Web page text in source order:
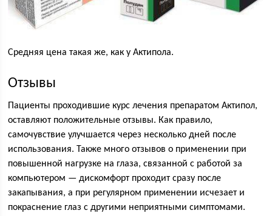
Средняя цена такая же, как у Актипола.
Отзывы
Пациенты проходившие курс лечения препаратом Актипол,
оставляют положительные отзывы. Как правило,
самочувствие улучшается через несколько дней после
использования. Также много отзывов о применении при
повышенной нагрузке на глаза, связанной с работой за
компьютером — дискомфорт проходит сразу после
закапывания, а при регулярном применении исчезает и
покраснение глаз с другими неприятными симптомами.